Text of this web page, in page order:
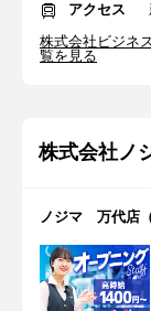
アクセス
株式会社ビジネ
覧を見る
株式会社ノ
ノジマ 万代店（